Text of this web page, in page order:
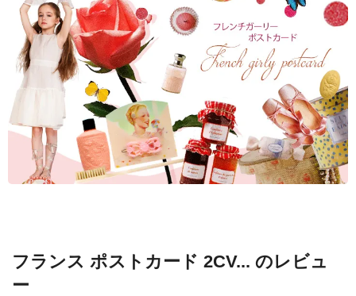
フランス ポストカード 2CV... のレビュ
ー